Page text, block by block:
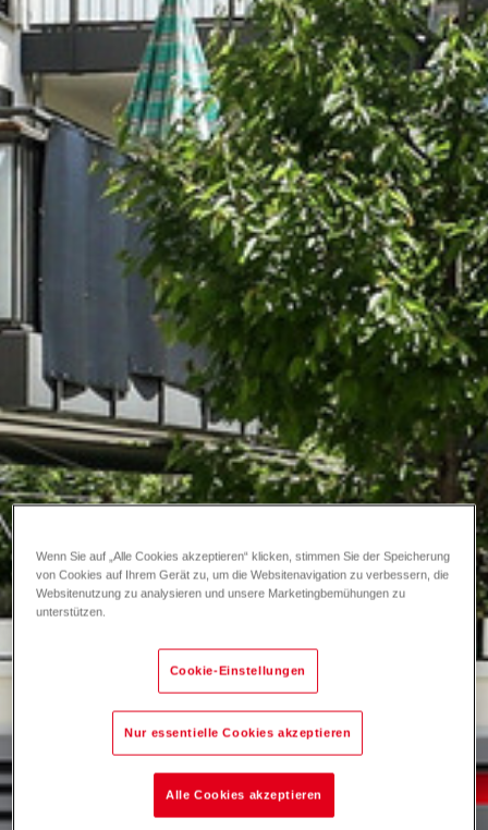
Wenn Sie auf „Alle Cookies akzeptieren“ klicken, stimmen Sie der Speicherung
von Cookies auf Ihrem Gerät zu, um die Websitenavigation zu verbessern, die
Websitenutzung zu analysieren und unsere Marketingbemühungen zu
unterstützen.
Cookie-Einstellungen
Nur essentielle Cookies akzeptieren
Alle Cookies akzeptieren